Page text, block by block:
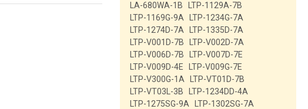
LA-680WA-1B
LTP-1129A-7B
LTP-1169G-9A
LTP-1234G-7A
LTP-1274D-7A
LTP-1335D-7A
LTP-V001D-7B
LTP-V002D-7A
LTP-V006D-7B
LTP-V007D-7E
LTP-V009D-4E
LTP-V009G-7E
LTP-V300G-1A
LTP-VT01D-7B
LTP-VT03L-3B
LTP-1234DD-4A
LTP-1275SG-9A
LTP-1302SG-7A